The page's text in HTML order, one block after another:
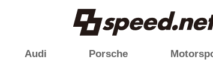
Audi Porsche